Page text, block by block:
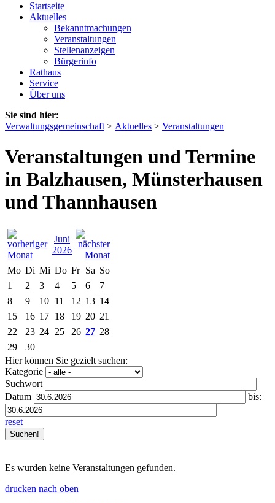
Startseite
Aktuelles
Bekanntmachungen
Veranstaltungen
Stellenanzeigen
Bürgerinfo
Rathaus
Service
Über uns
Sie sind hier:
Verwaltungsgemeinschaft > Aktuelles > Veranstaltungen
Veranstaltungen und Termine
in Balzhausen, Münsterhausen
und Thannhausen
Juni
2026
Mo Di Mi Do Fr Sa So
1
2 3 4 5 6
7
8
9 10 11 12 13 14
15
16 17 18 19 20 21
22
23 24 25 26 27 28
29
30
Hier können Sie gezielt suchen:
Kategorie
Suchwort
Datum
bis:
reset
Es wurden keine Veranstaltungen gefunden.
drucken nach oben